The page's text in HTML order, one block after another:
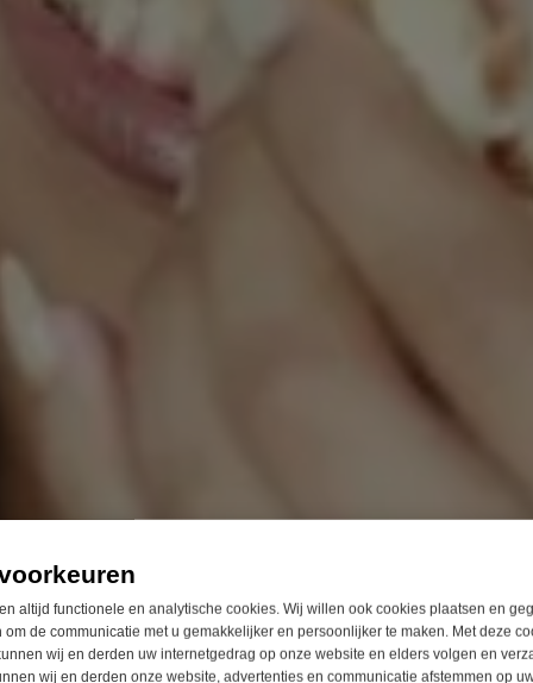
altijd functionele en analytische cookies. Wij willen ook cookies plaatsen en
om de communicatie met u gemakkelijker en persoonlijker te maken. Met deze
wij en derden uw internetgedrag op onze website en elders volgen en
wij en derden onze website, advertenties en communicatie afstemmen op